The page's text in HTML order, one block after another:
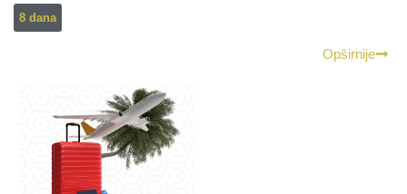
8 dana
Opširnije